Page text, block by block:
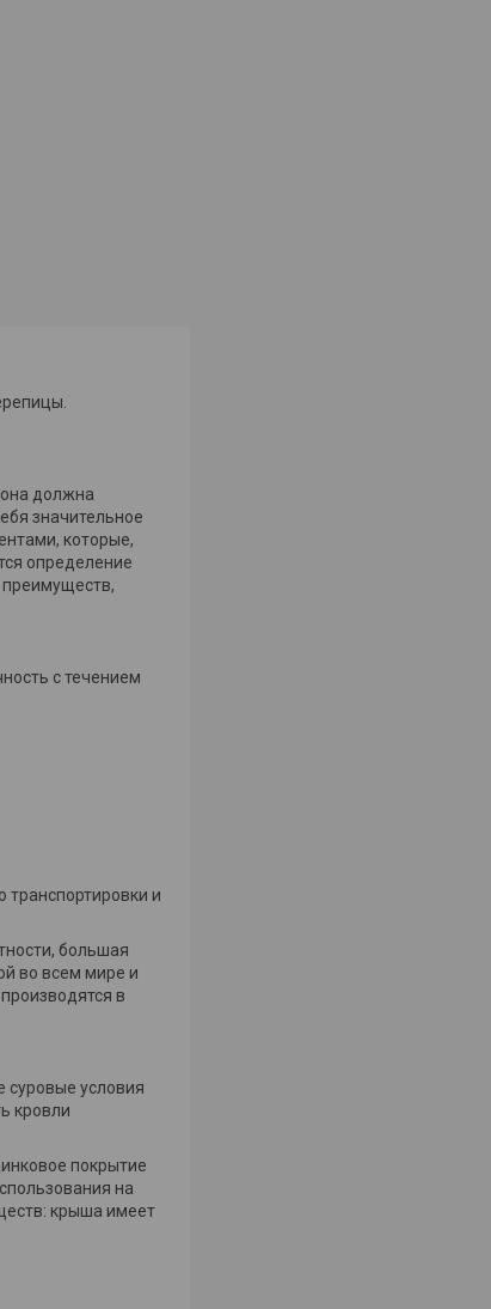
должна
значительное
которые,
определение
преимуществ,
с течением
транспортировки и
большая
во всем мире и
в
суровые условия
кровли
покрытие
на
крыша имеет